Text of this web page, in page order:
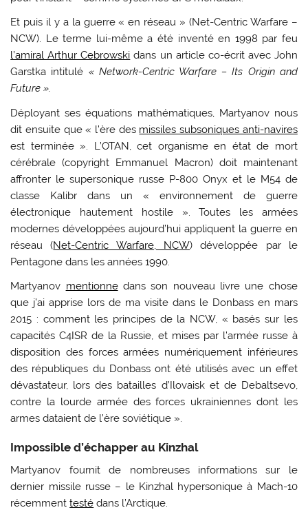
Et puis il y a la guerre « en réseau » (Net-Centric Warfare –
NCW). Le terme lui-même a été inventé en 1998 par feu
l’amiral Arthur Cebrowski dans un article co-écrit avec John
Garstka intitulé « Network-Centric Warfare – Its Origin and
Future ».
Déployant ses équations mathématiques, Martyanov nous
dit ensuite que « l’ère des missiles subsoniques anti-navires
est terminée ». L’OTAN, cet organisme en état de mort
cérébrale (copyright Emmanuel Macron) doit maintenant
affronter le supersonique russe P-800 Onyx et le M54 de
classe Kalibr dans un « environnement de guerre
électronique hautement hostile ». Toutes les armées
modernes développées aujourd’hui appliquent la guerre en
réseau (Net-Centric Warfare, NCW) développée par le
Pentagone dans les années 1990.
Martyanov mentionnedans son nouveau livre une chose
que j’ai apprise lors de ma visite dans le Donbass en mars
2015 : comment les principes de la NCW, « basés sur les
capacités C4ISR de la Russie, et mises par l’armée russe à
disposition des forces armées numériquement inférieures
des républiques du Donbass ont été utilisés avec un effet
dévastateur, lors des batailles d’Ilovaisk et de Debaltsevo,
contre la lourde armée des forces ukrainiennes dont les
armes dataient de l’ère soviétique ».
Impossible d’échapper au Kinzhal
Martyanov fournit de nombreuses informations sur le
dernier missile russe – le Kinzhal hypersonique à Mach-10
récemmenttesté dans l’Arctique.